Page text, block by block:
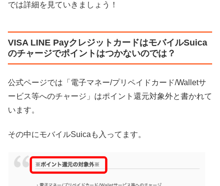
では詳細を見ていきましょう！
VISA LINE PayクレジットカードはモバイルSuica
のチャージでポイントはつかないのでは？
公式ページでは「電子マネー/プリペイドカード/Walletサ
ービス等へのチャージ」はポイント還元対象外と書かれて
います。
その中にモバイルSuicaも入ってます。